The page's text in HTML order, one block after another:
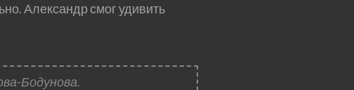
Александр смог удивить
Бодунова.